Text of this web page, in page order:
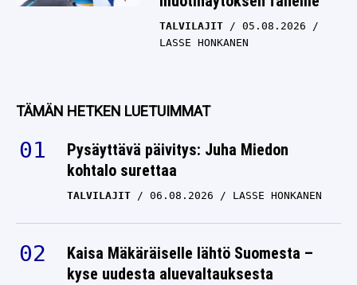
TALVILAJIT
05.08.2026
LASSE HONKANEN
TÄMÄN HETKEN LUETUIMMAT
Pysäyttävä päivitys: Juha Miedon
kohtalo surettaa
TALVILAJIT 06.08.2026 LASSE HONKANEN
Kaisa Mäkäräiselle lähtö Suomesta –
kyse uudesta aluevaltauksesta